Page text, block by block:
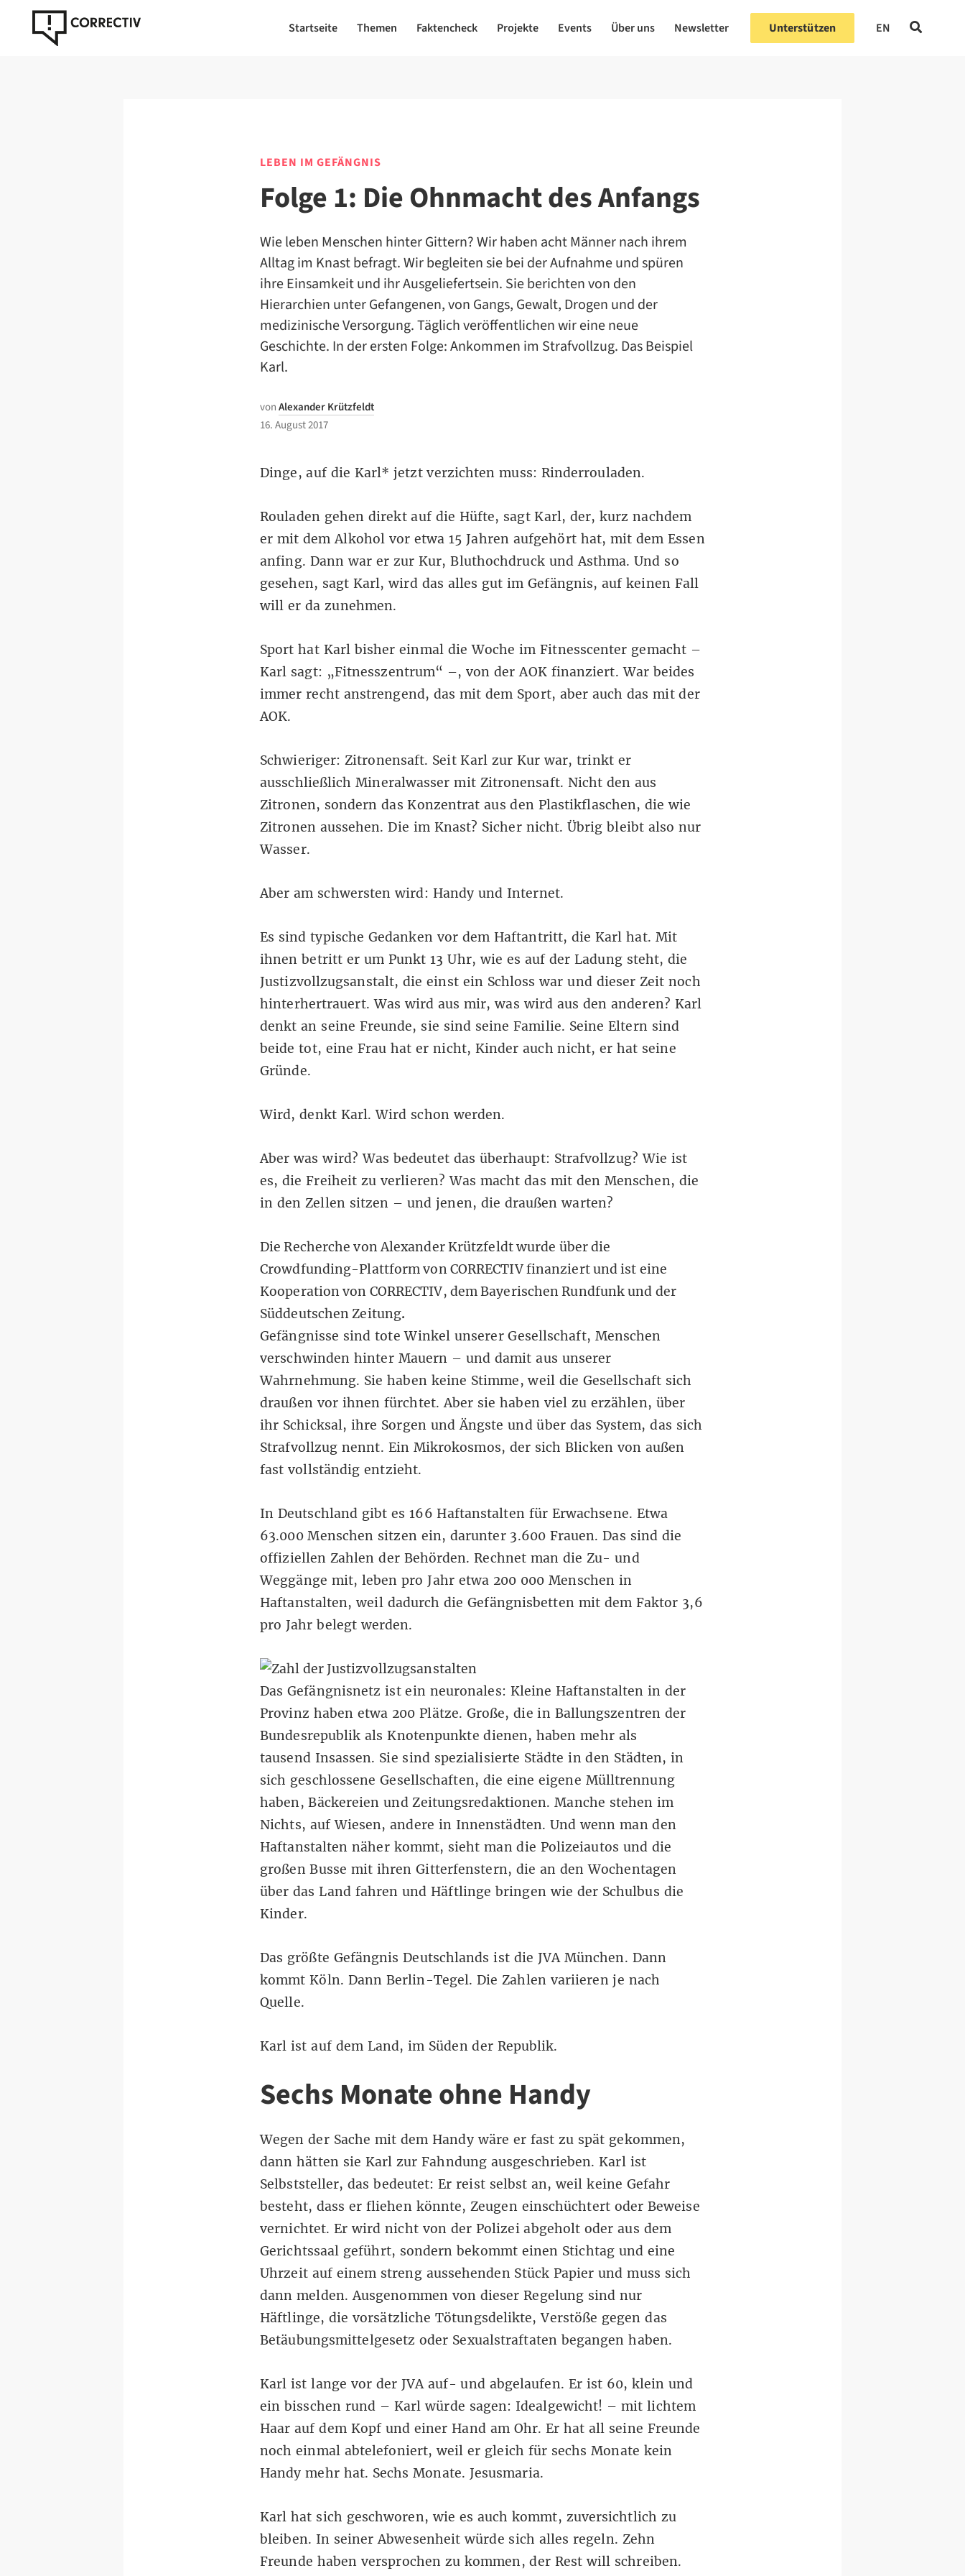
Startseite Themen Faktencheck Projekte Events Über uns Newsletter Unterstützen EN
LEBEN IM GEFÄNGNIS
Folge 1: Die Ohnmacht des Anfangs
Wie leben Menschen hinter Gittern? Wir haben acht Männer nach ihrem
Alltag im Knast befragt. Wir begleiten sie bei der Aufnahme und spüren
ihre Einsamkeit und ihr Ausgeliefertsein. Sie berichten von den
Hierarchien unter Gefangenen, von Gangs, Gewalt, Drogen und der
medizinische Versorgung. Täglich veröffentlichen wir eine neue
Geschichte. In der ersten Folge: Ankommen im Strafvollzug. Das Beispiel
Karl.
vonAlexander Krützfeldt
16. August 2017
Dinge, auf die Karl* jetzt verzichten muss: Rinderrouladen.
Rouladen gehen direkt auf die Hüfte, sagt Karl, der, kurz nachdem
er mit dem Alkohol vor etwa 15 Jahren aufgehört hat, mit dem Essen
anfing. Dann war er zur Kur, Bluthochdruck und Asthma. Und so
gesehen, sagt Karl, wird das alles gut im Gefängnis, auf keinen Fall
will er da zunehmen.
Sport hat Karl bisher einmal die Woche im Fitnesscenter gemacht –
Karl sagt: „Fitnesszentrum“ –, von der AOK finanziert. War beides
immer recht anstrengend, das mit dem Sport, aber auch das mit der
AOK.
Schwieriger: Zitronensaft. Seit Karl zur Kur war, trinkt er
ausschließlich Mineralwasser mit Zitronensaft. Nicht den aus
Zitronen, sondern das Konzentrat aus den Plastikflaschen, die wie
Zitronen aussehen. Die im Knast? Sicher nicht. Übrig bleibt also nur
Wasser.
Aber am schwersten wird: Handy und Internet.
Es sind typische Gedanken vor dem Haftantritt, die Karl hat. Mit
ihnen betritt er um Punkt 13 Uhr, wie es auf der Ladung steht, die
Justizvollzugsanstalt, die einst ein Schloss war und dieser Zeit noch
hinterhertrauert. Was wird aus mir, was wird aus den anderen? Karl
denkt an seine Freunde, sie sind seine Familie. Seine Eltern sind
beide tot, eine Frau hat er nicht, Kinder auch nicht, er hat seine
Gründe.
Wird, denkt Karl. Wird schon werden.
Aber was wird? Was bedeutet das überhaupt: Strafvollzug? Wie ist
es, die Freiheit zu verlieren? Was macht das mit den Menschen, die
in den Zellen sitzen – und jenen, die draußen warten?
Die Recherche von Alexander Krützfeldt wurde über die
Crowdfunding-Plattform von CORRECTIV finanziert und ist eine
Kooperation von CORRECTIV, demBayerischen Rundfunkund der
Süddeutschen Zeitung.
Gefängnisse sind tote Winkel unserer Gesellschaft, Menschen
verschwinden hinter Mauern – und damit aus unserer
Wahrnehmung. Sie haben keine Stimme, weil die Gesellschaft sich
draußen vor ihnen fürchtet. Aber sie haben viel zu erzählen, über
ihr Schicksal, ihre Sorgen und Ängste und über das System, das sich
Strafvollzug nennt. Ein Mikrokosmos, der sich Blicken von außen
fast vollständig entzieht.
In Deutschland gibt es 166 Haftanstalten für Erwachsene. Etwa
63.000 Menschen sitzen ein, darunter 3.600 Frauen. Das sind die
offiziellen Zahlen der Behörden. Rechnet man die Zu- und
Weggänge mit, leben pro Jahr etwa 200 000 Menschen in
Haftanstalten, weil dadurch die Gefängnisbetten mit dem Faktor 3,6
pro Jahr belegt werden.
Das Gefängnisnetz ist ein neuronales: Kleine Haftanstalten in der
Provinz haben etwa 200 Plätze. Große, die in Ballungszentren der
Bundesrepublik als Knotenpunkte dienen, haben mehr als
tausend Insassen. Sie sind spezialisierte Städte in den Städten, in
sich geschlossene Gesellschaften, die eine eigene Mülltrennung
haben, Bäckereien und Zeitungsredaktionen. Manche stehen im
Nichts, auf Wiesen, andere in Innenstädten. Und wenn man den
Haftanstalten näher kommt, sieht man die Polizeiautos und die
großen Busse mit ihren Gitterfenstern, die an den Wochentagen
über das Land fahren und Häftlinge bringen wie der Schulbus die
Kinder.
Das größte Gefängnis Deutschlands ist die JVA München. Dann
kommt Köln. Dann Berlin-Tegel. Die Zahlen variieren je nach
Quelle.
Karl ist auf dem Land, im Süden der Republik.
Sechs Monate ohne Handy
Wegen der Sache mit dem Handy wäre er fast zu spät gekommen,
dann hätten sie Karl zur Fahndung ausgeschrieben. Karl ist
Selbststeller, das bedeutet: Er reist selbst an, weil keine Gefahr
besteht, dass er fliehen könnte, Zeugen einschüchtert oder Beweise
vernichtet. Er wird nicht von der Polizei abgeholt oder aus dem
Gerichtssaal geführt, sondern bekommt einen Stichtag und eine
Uhrzeit auf einem streng aussehenden Stück Papier und muss sich
dann melden. Ausgenommen von dieser Regelung sind nur
Häftlinge, die vorsätzliche Tötungsdelikte, Verstöße gegen das
Betäubungsmittelgesetz oder Sexualstraftaten begangen haben.
Karl ist lange vor der JVA auf- und abgelaufen. Er ist 60, klein und
ein bisschen rund – Karl würde sagen: Idealgewicht! – mit lichtem
Haar auf dem Kopf und einer Hand am Ohr. Er hat all seine Freunde
noch einmal abtelefoniert, weil er gleich für sechs Monate kein
Handy mehr hat. Sechs Monate. Jesusmaria.
Karl hat sich geschworen, wie es auch kommt, zuversichtlich zu
bleiben. In seiner Abwesenheit würde sich alles regeln. Zehn
Freunde haben versprochen zu kommen, der Rest will schreiben.